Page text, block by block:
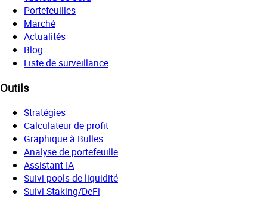
Portefeuilles
Marché
Actualités
Blog
Liste de surveillance
Outils
Stratégies
Calculateur de profit
Graphique à Bulles
Analyse de portefeuille
Assistant IA
Suivi pools de liquidité
Suivi Staking/DeFi